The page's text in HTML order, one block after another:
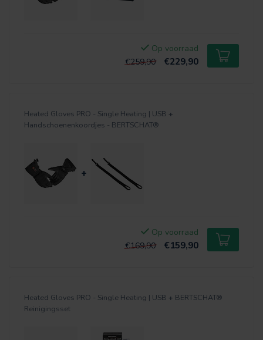
Op voorraad
€259,90
€229,90
Heated Gloves PRO - Single Heating | USB +
Handschoenenkoordjes - BERTSCHAT®
+
Op voorraad
€169,90
€159,90
Heated Gloves PRO - Single Heating | USB + BERTSCHAT®
Reinigingsset